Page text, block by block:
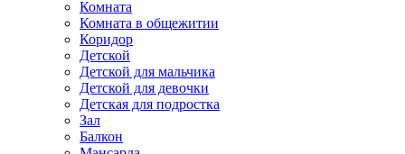
Комната
Комната в общежитии
Коридор
Детской
Детской для мальчика
Детской для девочки
Детская для подростка
Зал
Балкон